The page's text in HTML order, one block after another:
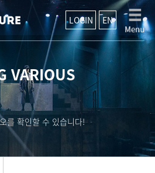
EN
LOGIN
VARIOUS
를 확인할 수 있습니다!